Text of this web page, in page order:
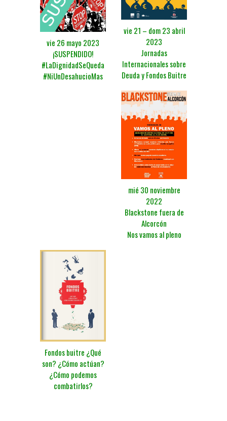
vie 26 mayo 2023
¡SUSPENDIDO!
#LaDignidadSeQueda
#NiUnDesahucioMas
vie 21 – dom 23 abril
2023
Jornadas
Internacionales sobre
Deuda y Fondos Buitre
mié 30 noviembre
2022
Blackstone fuera de
Alcorcón
Nos vamos al pleno
Fondos buitre ¿Qué
son? ¿Cómo actúan?
¿Cómo podemos
combatirlos?